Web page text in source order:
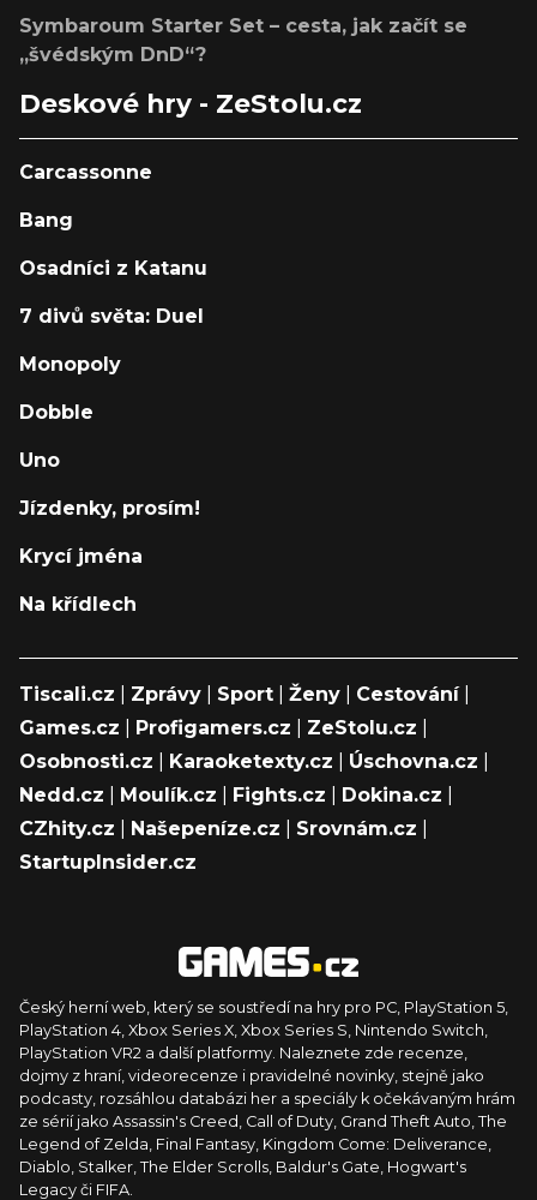
Symbaroum Starter Set – cesta, jak začít se
„švédským DnD“?
Deskové hry - ZeStolu.cz
Carcassonne
Bang
Osadníci z Katanu
7 divů světa: Duel
Monopoly
Dobble
Uno
Jízdenky, prosím!
Krycí jména
Na křídlech
Tiscali.cz Zprávy Sport Ženy Cestování|
Games.cz
Profigamers.cz ZeStolu.cz
Osobnosti.cz
Karaoketexty.cz Úschovna.cz
Nedd.cz
Moulík.cz Fights.cz Dokina.cz
CZhity.cz
Našepeníze.cz Srovnám.cz
StartupInsider.cz
Český herní web, který se soustředí na hry pro PC, PlayStation 5,
PlayStation 4, Xbox Series X, Xbox Series S, Nintendo Switch,
PlayStation VR2 a další platformy. Naleznete zde recenze,
dojmy z hraní, videorecenze i pravidelné novinky, stejně jako
podcasty, rozsáhlou databázi her a speciály k očekávaným hrám
ze sérií jako Assassin's Creed, Call of Duty, Grand Theft Auto, The
Legend of Zelda, Final Fantasy, Kingdom Come: Deliverance,
Diablo, Stalker, The Elder Scrolls, Baldur's Gate, Hogwart's
Legacy či FIFA.